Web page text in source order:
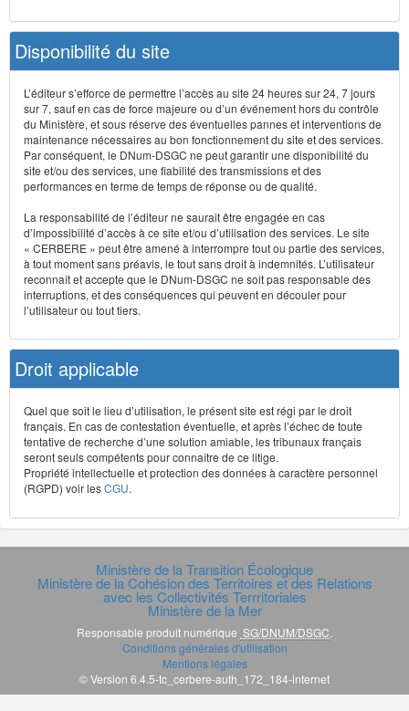
Disponibilité du site
L’éditeur s’efforce de permettre l’accès au site 24 heures sur 24, 7 jours
sur 7, sauf en cas de force majeure ou d’un événement hors du contrôle
du Ministère, et sous réserve des éventuelles pannes et interventions de
maintenance nécessaires au bon fonctionnement du site et des services.
Par conséquent, le DNum-DSGC ne peut garantir une disponibilité du
site et/ou des services, une fiabilité des transmissions et des
performances en terme de temps de réponse ou de qualité.
La responsabilité de l’éditeur ne saurait être engagée en cas
d’impossibilité d’accès à ce site et/ou d’utilisation des services. Le site
« CERBERE » peut être amené à interrompre tout ou partie des services,
à tout moment sans préavis, le tout sans droit à indemnités. L’utilisateur
reconnaît et accepte que le DNum-DSGC ne soit pas responsable des
interruptions, et des conséquences qui peuvent en découler pour
l’utilisateur ou tout tiers.
Droit applicable
Quel que soit le lieu d’utilisation, le présent site est régi par le droit
français. En cas de contestation éventuelle, et après l’échec de toute
tentative de recherche d’une solution amiable, les tribunaux français
seront seuls compétents pour connaître de ce litige.
Propriété intellectuelle et protection des données à caractère personnel
(RGPD) voir lesCGU.
Ministère de la Transition Écologique
Ministère de la Cohésion des Territoires et des Relations
avec les Collectivités Terrritoriales
Ministère de la Mer
Responsable produit numérique SG/DNUM/DSGC
Conditions générales d'utilisation
Mentions légales
© Version 6.4.5-tc_cerbere-auth_172_184-internet